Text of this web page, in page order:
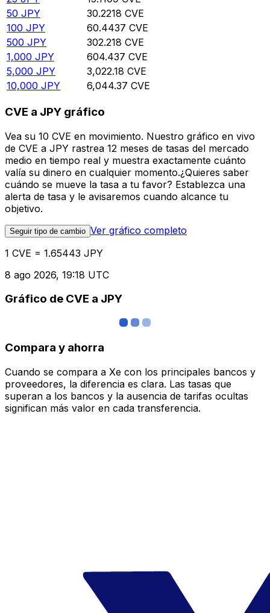
50 JPY 30.2218 CVE
100 JPY 60.4437 CVE
500 JPY 302.218 CVE
1,000 JPY 604.437 CVE
5,000 JPY 3,022.18 CVE
10,000 JPY 6,044.37 CVE
CVE a JPY gráfico
Vea su 10 CVE en movimiento. Nuestro gráfico en vivo
de CVE a JPY rastrea 12 meses de tasas del mercado
medio en tiempo real y muestra exactamente cuánto
valía su dinero en cualquier momento.¿Quieres saber
cuándo se mueve la tasa a tu favor? Establezca una
alerta de tasa y le avisaremos cuando alcance tu
objetivo.
Seguir tipo de cambio Ver gráfico completo
1 CVE = 1.65443 JPY
8 ago 2026, 19:18 UTC
Gráfico de CVE a JPY
Compara y ahorra
Cuando se compara a Xe con los principales bancos y
proveedores, la diferencia es clara. Las tasas que
superan a los bancos y la ausencia de tarifas ocultas
significan más valor en cada transferencia.